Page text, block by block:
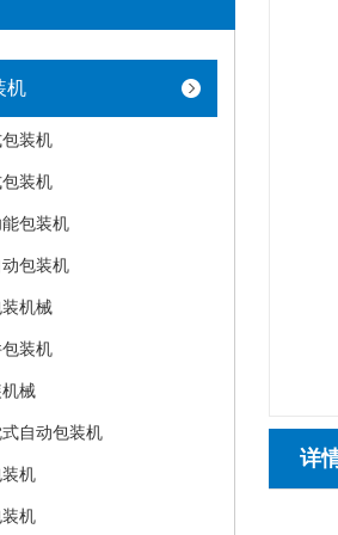
机
装机
装机
包装机
包装机
机械
装机
械
自动包装机
装机
机
详